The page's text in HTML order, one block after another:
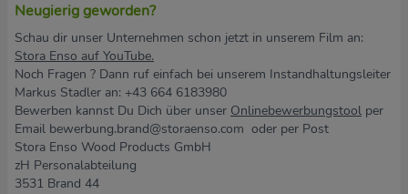
Neugierig geworden?
Schau dir unser Unternehmen schon jetzt in unserem Film an:
Stora Enso auf YouTube.
Noch Fragen ? Dann ruf einfach bei unserem Instandhaltungsleiter
Markus Stadler an: +43 664 6183980
Bewerben kannst Du Dich über unser Onlinebewerbungstool per
Email bewerbung.brand@storaenso.com oder per Post
Stora Enso Wood Products GmbH
zH Personalabteilung
3531 Brand 44